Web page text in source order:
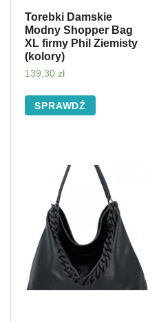
Torebki Damskie
Modny Shopper Bag
XL firmy Phil Ziemisty
(kolory)
139,30 zł
SPRAWDŹ